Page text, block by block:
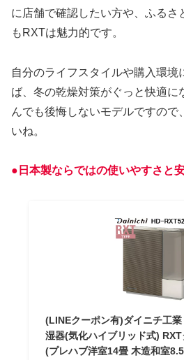
に店舗で確認したい方や、ふるさ
もRXTは魅力的です。
自分のライフスタイルや購入環境
ば、冬の乾燥対策がぐっと快適に
んでも後悔しないモデルですので
いね。
●日本製ならではの使いやすさと
(LINEクーポン有)ダイニチ工
湿器(気化ハイブリッド式)
(プレハブ洋室14畳 木造和室